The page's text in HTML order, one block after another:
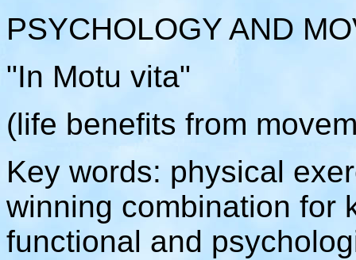
PSYCHOLOGY AND
"In Motu vita"
(life benefits from
Key words: physical
winning combination for
functional and